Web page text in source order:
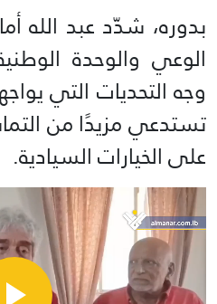
بدوره، شدّد عبد الله
الوعي والوحدة
وجه التحديات التي
تستدعي مزيدًا من
على الخيارات السيادية.